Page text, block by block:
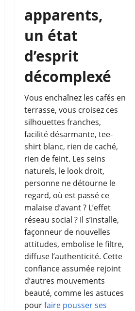
apparents,
un état
d’esprit
décomplexé
Vous enchaînez les cafés en
terrasse, vous croisez ces
silhouettes franches,
facilité désarmante, tee-
shirt blanc, rien de caché,
rien de feint. Les seins
naturels, le look droit,
personne ne détourne le
regard, où est passé ce
malaise d’avant ? L’effet
réseau social ? Il s’installe,
façonneur de nouvelles
attitudes, embolise le filtre,
diffuse l’authenticité. Cette
confiance assumée rejoint
d’autres mouvements
beauté, comme les astuces
pourfaire pousser ses